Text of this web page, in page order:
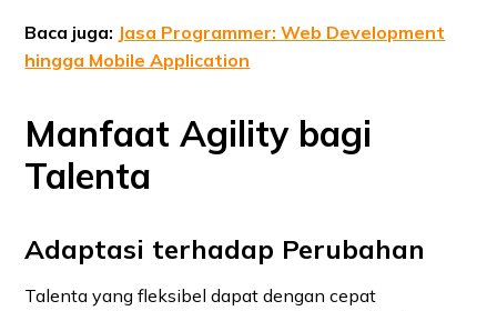
Baca juga: Jasa Programmer: Web Development
hingga Mobile Application
Manfaat Agility bagi
Talenta
Adaptasi terhadap Perubahan
Talenta yang fleksibel dapat dengan cepat